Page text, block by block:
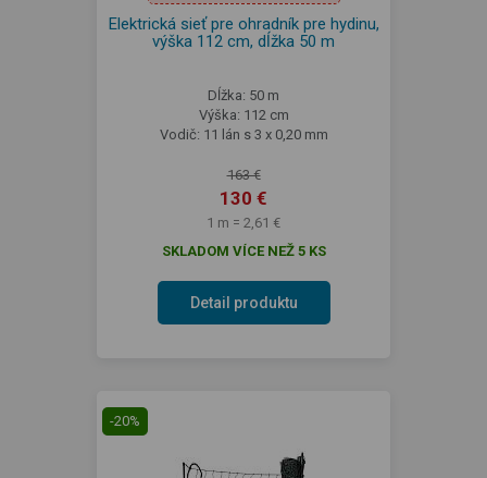
Elektrická sieť pre ohradník pre hydinu,
výška 112 cm, dĺžka 50 m
Dĺžka: 50 m
Výška: 112 cm
Vodič: 11 lán s 3 x 0,20 mm
163 €
130 €
1 m = 2,61 €
SKLADOM VÍCE NEŽ 5 KS
Detail produktu
-20%